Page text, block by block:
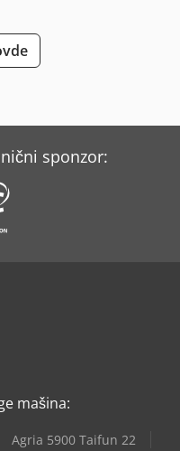
sponzor:
mašina:
Agria 5900 Taifun 22